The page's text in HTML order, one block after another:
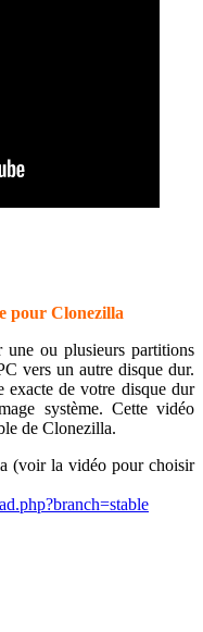
pour Clonezilla
ou plusieurs partitions
vers un autre disque dur.
exacte de votre disque dur
système. Cette vidéo
de Clonezilla.
(voir la vidéo pour choisir